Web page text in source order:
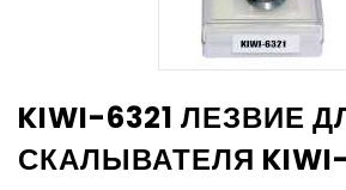
KIWI-6321 ЛЕЗВИЕ
СКАЛЫВАТЕЛЯ